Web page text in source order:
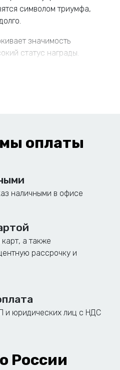
символом триумфа,
значимость
статус награды.
бренда.
мы
Для награждения
оплаты
наличными в офисе
а также
рассрочку и
и юридических лиц с НДС
России